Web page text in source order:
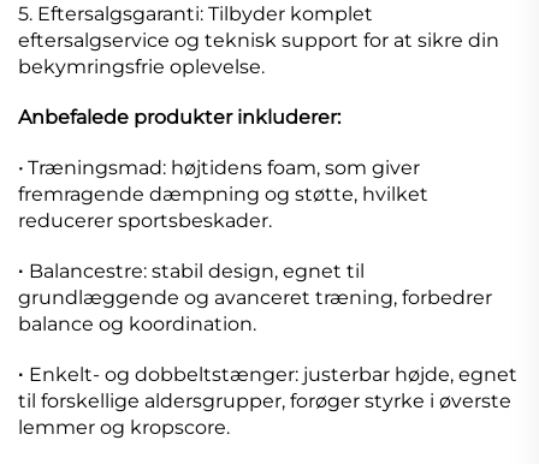
5. Eftersalgsgaranti: Tilbyder komplet
eftersalgservice og teknisk support for at sikre din
bekymringsfrie oplevelse.
Anbefalede produkter inkluderer:
· Træningsmad: højtidens foam, som giver
fremragende dæmpning og støtte, hvilket
reducerer sportsbeskader.
· Balancestre: stabil design, egnet til
grundlæggende og avanceret træning, forbedrer
balance og koordination.
· Enkelt- og dobbeltstænger: justerbar højde, egnet
til forskellige aldersgrupper, forøger styrke i øverste
lemmer og kropscore.